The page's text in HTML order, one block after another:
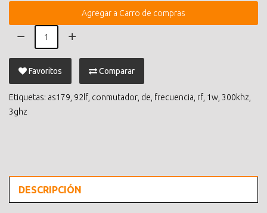
Agregar a Carro de compras
Favoritos Comparar
Etiquetas: as179 92lf conmutador de frecuencia rf 1w 300khz
3ghz
DESCRIPCIÓN